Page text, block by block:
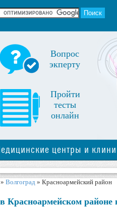
Вопрос
экперту
Пройти
тесты
онлайн
центры и
» Волгоград » Красноармейский район
Красноармейском районе